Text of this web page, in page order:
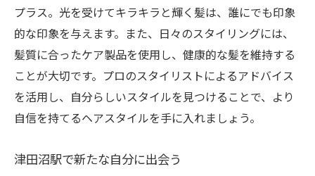
津田沼駅でのスタイルチェンジの魅力
津田沼駅でレイヤーカットとハイライトを駆使
して自分らしさを演出
個性を引き出すレイヤーカットのテクニッ
ク
ハイライトで自分だけのスタイルを創る
プラス。光を受けてキラキラと輝く髪は、誰にでも印象
的な印象を与えます。また、日々のスタイリングには、
髪質に合ったケア製品を使用し、健康的な髪を維持する
ことが大切です。プロのスタイリストによるアドバイス
を活用し、自分らしいスタイルを見つけることで、より
自信を持てるヘアスタイルを手に入れましょう。
津田沼駅で新たな自分に出会う